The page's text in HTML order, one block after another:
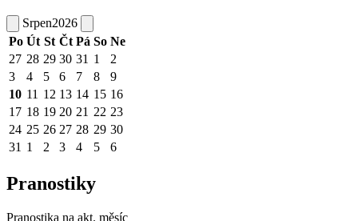
Srpen2026
Po Út St Čt Pá So Ne
27 28 29 30 31 1
2
3
4 5 6 7 8
9
10 11 12 13 14 15 16
17 18 19 20 21 22 23
24 25 26 27 28 29 30
31 1 2 3 4 5 6
Pranostiky
Pranostika na akt. měsíc